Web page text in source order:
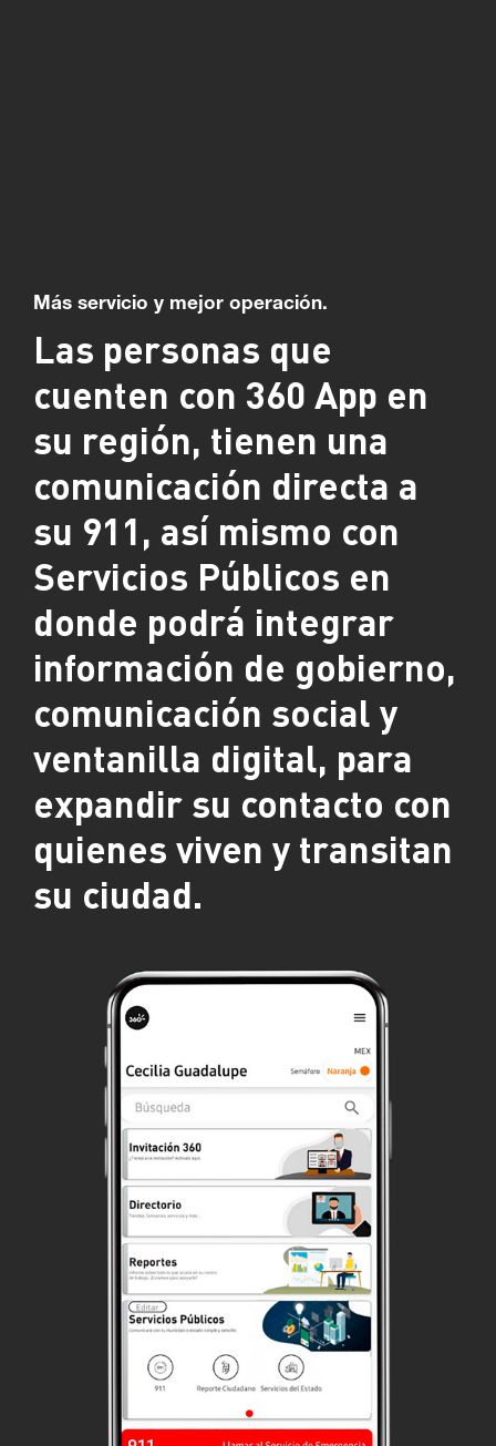
Más servicio y mejor operación.
Las personas que
cuenten con 360 App en
su región, tienen una
comunicación directa a
su 911, así mismo con
Servicios Públicos en
donde podrá integrar
información de gobierno,
comunicación social y
ventanilla digital, para
expandir su contacto con
quienes viven y transitan
su ciudad.